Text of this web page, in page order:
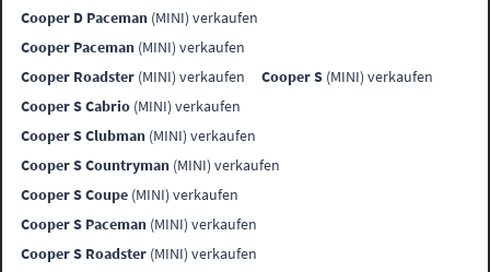
Cooper D Paceman (MINI) verkaufen
Cooper Paceman (MINI) verkaufen
Cooper Roadster (MINI) verkaufen Cooper S (MINI) verkaufen
Cooper S Cabrio (MINI) verkaufen
Cooper S Clubman (MINI) verkaufen
Cooper S Countryman (MINI) verkaufen
Cooper S Coupe (MINI) verkaufen
Cooper S Paceman (MINI) verkaufen
Cooper S Roadster (MINI) verkaufen